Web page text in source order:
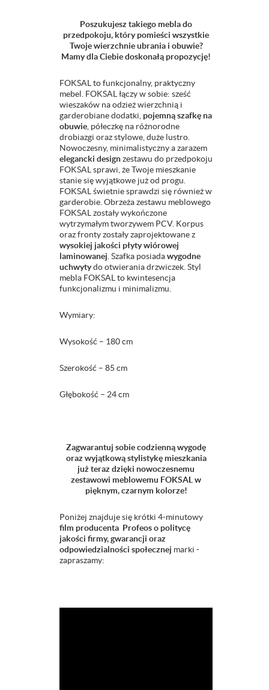
Poszukujesz takiego mebla do
przedpokoju, który pomieści wszystkie
Twoje wierzchnie ubrania i obuwie?
Mamy dla Ciebie doskonałą propozycję!
FOKSAL to funkcjonalny, praktyczny
mebel. FOKSAL łączy w sobie: sześć
wieszaków na odzież wierzchnią i
garderobiane dodatki, pojemną szafkę na
obuwie, półeczkę na różnorodne
drobiazgi oraz stylowe, duże lustro.
Nowoczesny, minimalistyczny a zarazem
elegancki designzestawu do przedpokoju
FOKSAL sprawi, że Twoje mieszkanie
stanie się wyjątkowe już od progu.
FOKSAL świetnie sprawdzi się również w
garderobie. Obrzeża zestawu meblowego
FOKSAL zostały wykończone
wytrzymałym tworzywem PCV. Korpus
oraz fronty zostały zaprojektowane z
wysokiej jakości płyty wiórowej
laminowanej. Szafka posiadawygodne
uchwytydo otwierania drzwiczek. Styl
mebla FOKSAL to kwintesencja
funkcjonalizmu i minimalizmu.
Wymiary:
Wysokość – 180 cm
Szerokość – 85 cm
Głębokość – 24 cm
Zagwarantuj sobie codzienną wygodę
oraz wyjątkową stylistykę mieszkania
już teraz dzięki nowoczesnemu
zestawowi meblowemu FOKSAL w
pięknym, czarnym kolorze!
Poniżej znajduje się krótki 4-minutowy
film producenta Profeos o politycę
jakości firmy, gwarancji oraz
odpowiedzialności społecznej marki -
zapraszamy: